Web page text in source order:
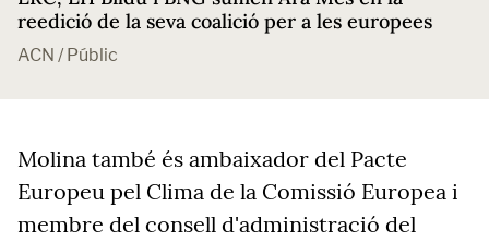
reedició de la seva coalició per a les europees
ACN / Públic
Molina també és ambaixador del Pacte
Europeu pel Clima de la Comissió Europea i
membre del consell d'administració del